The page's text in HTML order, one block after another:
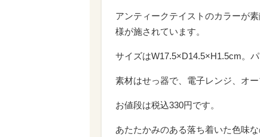
アンティークテイストのカラーが
様が施されています。
サイズはW17.5×D14.5×H1.5cm。
素材はせっ器で、電子レンジ、オ
お値段は税込330円です。
あたたかみのある落ち着いた色味